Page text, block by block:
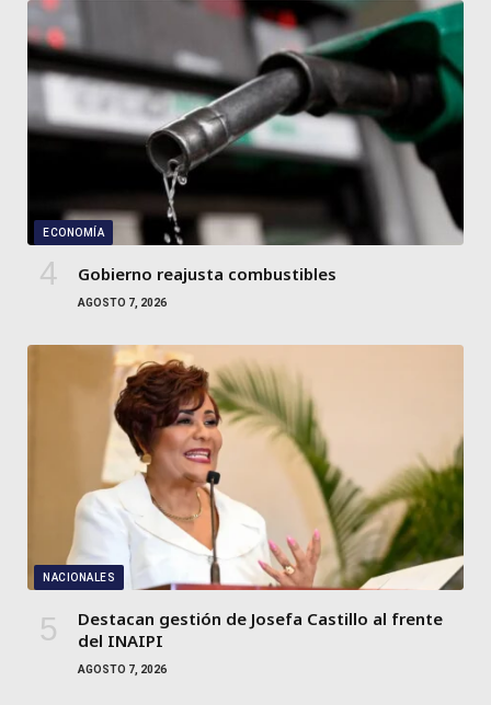
ECONOMÍA
Gobierno reajusta combustibles
AGOSTO 7, 2026
NACIONALES
Destacan gestión de Josefa Castillo al frente
del INAIPI
AGOSTO 7, 2026